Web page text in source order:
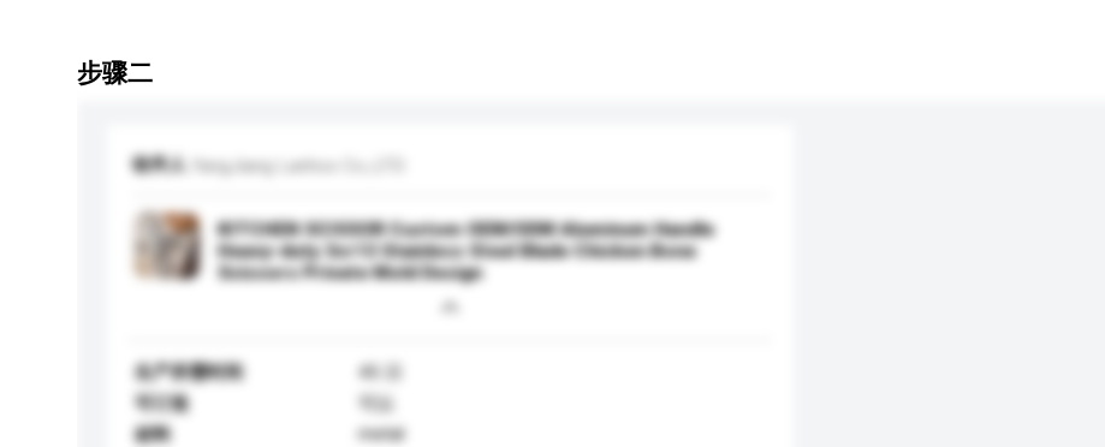
步骤二
收件人 YangJiang Lanhox Co.,LTD
KITCHEN SCISSOR Custom OEM/ODM Aluminum Handle
Heavy-duty 3cr13 Stainless Steel Blade Chicken Bone
Scissors Private Mold Design
生产所需时间
45 日
可订造
可以
材料
metal